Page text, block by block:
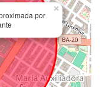
por
×